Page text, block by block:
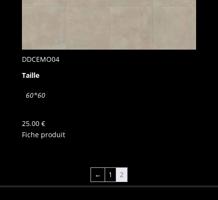
DDCEMO04
Taille
60*60
25.00 €
Fiche produit
← 1 2